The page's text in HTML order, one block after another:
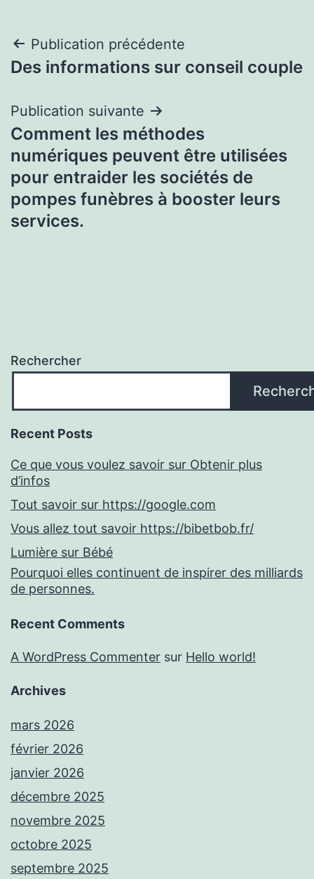
Navigation
de
l’article
Publication précédente
Des informations sur conseil couple
Publication suivante
Comment les méthodes
numériques peuvent être utilisées
pour entraider les sociétés de
pompes funèbres à booster leurs
services.
Rechercher
Recent Posts
Ce que vous voulez savoir sur Obtenir plus
d’infos
Tout savoir sur https://google.com
Vous allez tout savoir https://bibetbob.fr/
Lumière sur Bébé
Pourquoi elles continuent de inspirer des milliards
de personnes.
Recent Comments
A WordPress Commenter sur Hello world!
Archives
mars 2026
février 2026
janvier 2026
décembre 2025
novembre 2025
octobre 2025
septembre 2025